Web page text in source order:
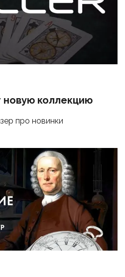
новую коллекцию
про новинки